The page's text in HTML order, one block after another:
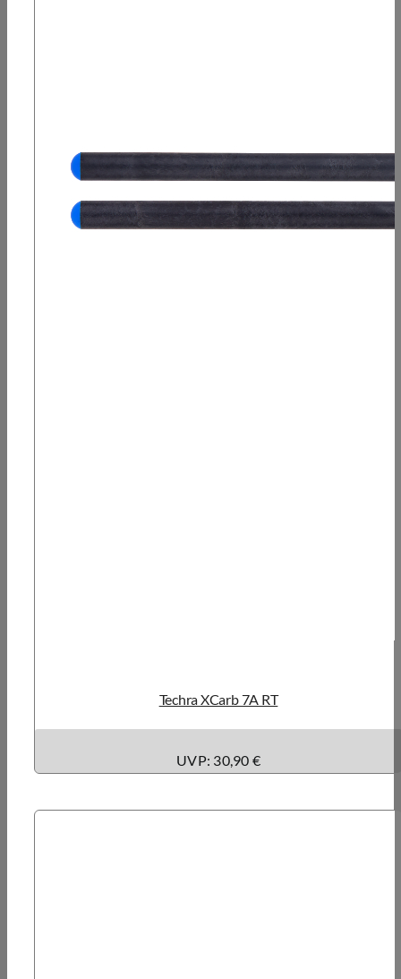
Techra XCarb 7A RT
UVP: 30,90 €